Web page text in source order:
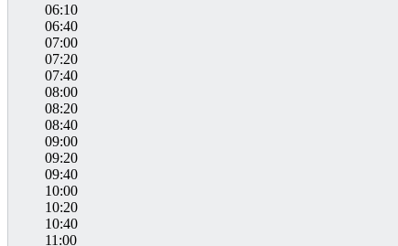
06:10
06:40
07:00
07:20
07:40
08:00
08:20
08:40
09:00
09:20
09:40
10:00
10:20
10:40
11:00